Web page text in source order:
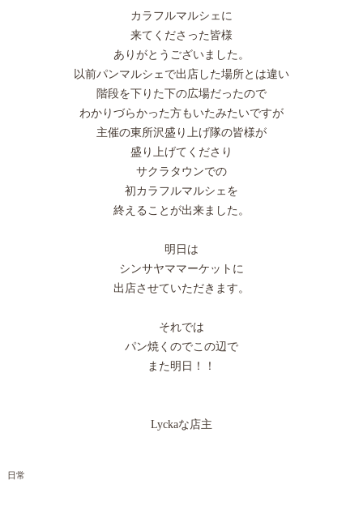
カラフルマルシェに
来てくださった皆様
ありがとうございました。
以前パンマルシェで出店した場所とは違い
階段を下りた下の広場だったので
わかりづらかった方もいたみたいですが
主催の東所沢盛り上げ隊の皆様が
盛り上げてくださり
サクラタウンでの
初カラフルマルシェを
終えることが出来ました。
明日は
シンサヤママーケットに
出店させていただきます。
それでは
パン焼くのでこの辺で
また明日！！
Lyckaな店主
日常